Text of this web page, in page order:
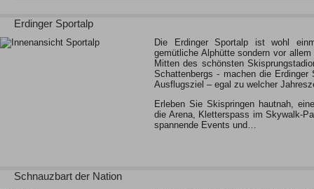
Erdinger Sportalp
Die Erdinger Sportalp ist wohl
gemütliche Alphütte sondern vor
Mitten des schönsten
Schattenbergs - machen die Erdinger
Ausflugsziel – egal zu welcher
Erleben Sie Skispringen hautnah,
die Arena, Kletterspass im Skywalk-
spannende Events und…
Schnauzbart der Nation